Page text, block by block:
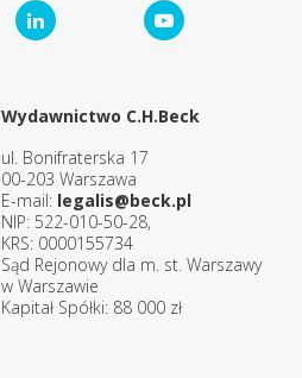
Wydawnictwo C.H.Beck
ul. Bonifraterska 17
00-203 Warszawa
E-mail: legalis@beck.pl
NIP: 522-010-50-28,
KRS: 0000155734
Sąd Rejonowy dla m. st. Warszawy
w Warszawie
Kapitał Spółki: 88 000 zł